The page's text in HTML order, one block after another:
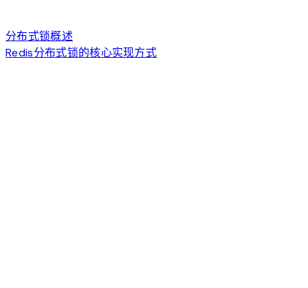
分布式锁概述
Redis分布式锁的核心实现方式